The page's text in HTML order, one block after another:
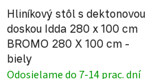
Hliníkový stôl s dektonovou
doskou Idda 280 x 100 cm
BROMO 280 X 100 cm -
biely
Odosielame do 7-14 prac. dní